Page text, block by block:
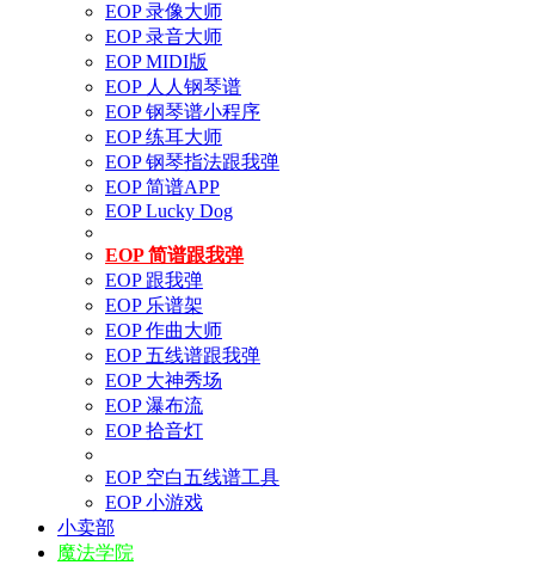
EOP 录像大师
EOP 录音大师
EOP MIDI版
EOP 人人钢琴谱
EOP 钢琴谱小程序
EOP 练耳大师
EOP 钢琴指法跟我弹
EOP 简谱APP
EOP Lucky Dog
EOP 简谱跟我弹
EOP 跟我弹
EOP 乐谱架
EOP 作曲大师
EOP 五线谱跟我弹
EOP 大神秀场
EOP 瀑布流
EOP 拾音灯
EOP 空白五线谱工具
EOP 小游戏
小卖部
魔法学院